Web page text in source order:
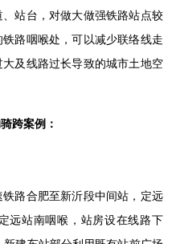
站台，对做大做强铁路站点较
路咽喉处，可以减少联络线走
及线路过长导致的城市土地空
跨案例：
路合肥至新沂段中间站，定远
远站南咽喉，站房设在线路下